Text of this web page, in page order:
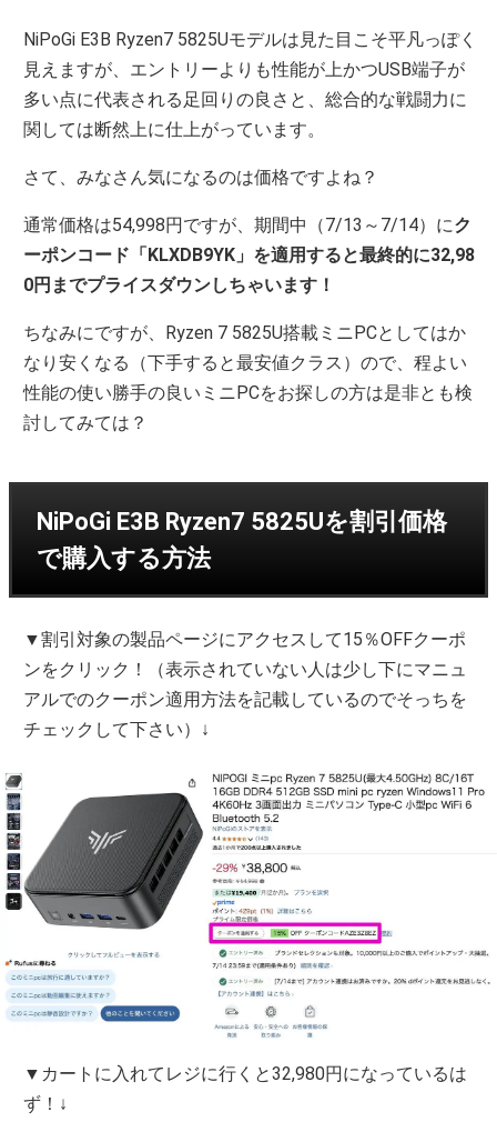
NiPoGi E3B Ryzen7 5825Uモデルは見た目こそ平凡っぽく
見えますが、エントリーよりも性能が上かつUSB端子が
多い点に代表される足回りの良さと、総合的な戦闘力に
関しては断然上に仕上がっています。
さて、みなさん気になるのは価格ですよね？
通常価格は54,998円ですが、期間中（7/13～7/14）にク
ーポンコード「KLXDB9YK」を適用すると最終的に32,98
0円までプライスダウンしちゃいます！
ちなみにですが、Ryzen 7 5825U搭載ミニPCとしてはか
なり安くなる（下手すると最安値クラス）ので、程よい
性能の使い勝手の良いミニPCをお探しの方は是非とも検
討してみては？
NiPoGi E3B Ryzen7 5825Uを割引価格
で購入する方法
▼割引対象の製品ページにアクセスして15％OFFクーポ
ンをクリック！（表示されていない人は少し下にマニュ
アルでのクーポン適用方法を記載しているのでそっちを
チェックして下さい）↓
▼カートに入れてレジに行くと32,980円になっているは
ず！↓